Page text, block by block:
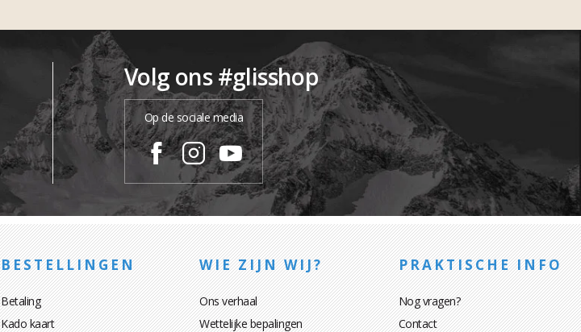
Volg ons #glisshop
Op de sociale media
BESTELLINGEN
Betaling
Kado kaart
WIE ZIJN WIJ?
Ons verhaal
Wettelijke bepalingen
PRAKTISCHE INFO
Nog vragen?
Contact